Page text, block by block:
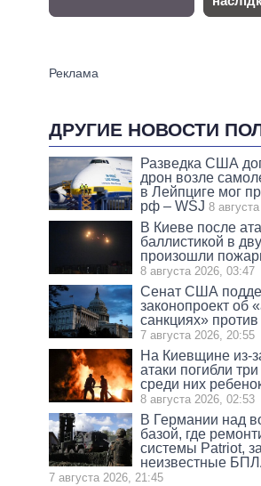
ДРУГИЕ НОВОСТИ
Разведка США
дрон возле
в Лейпциге мог
рф – WSJ 8
В Киеве после
баллистикой в
произошли
8 августа 2026, 03:47
Сенат США
законопроект об
санкциях»
7 августа 2026, 20:55
На Киевщине из-
атаки погибли
среди них
8 августа 2026, 02:53
В Германии над
базой, где
системы Patriot,
неизвестные
7 августа 2026, 21:45